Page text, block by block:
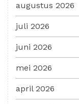
augustus 2026
juli 2026
juni 2026
mei 2026
april 2026